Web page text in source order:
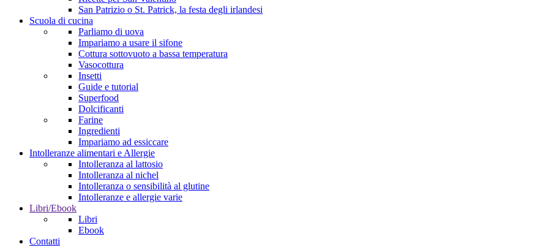
San Patrizio o St. Patrick, la festa degli irlandesi
Scuola di cucina
Parliamo di uova
Impariamo a usare il sifone
Cottura sottovuoto a bassa temperatura
Vasocottura
Insetti
Guide e tutorial
Superfood
Dolcificanti
Farine
Ingredienti
Impariamo ad essiccare
Intolleranze alimentari e Allergie
Intolleranza al lattosio
Intolleranza al nichel
Intolleranza o sensibilità al glutine
Intolleranze e allergie varie
Libri/Ebook
Libri
Ebook
Contatti